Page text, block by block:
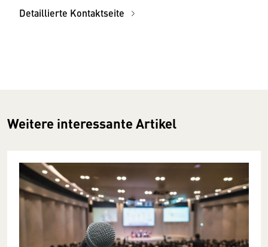
Detaillierte Kontaktseite
Weitere interessante Artikel